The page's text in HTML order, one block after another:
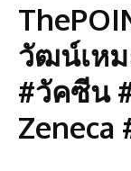
วัฒน์เห
#วัคซีน
Zeneca